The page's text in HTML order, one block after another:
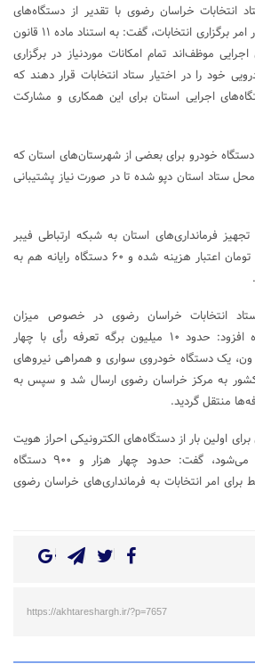
انتخابات خراسان رضوی با تقدیر از دستگاه‌های
اجرایی استان برای همکاری در امر برگزاری انتخابات، گفت: به استناد ماده ۱۱ قانون
موظف‌اند تمام امکانات موردنیاز در برگزاری
خود را در اختیار ستاد انتخابات قرار دهند که
اجرایی استان برای این همکاری و مشارکت
زابلی تصریح کرد: حدود ۲۰۰ دستگاه خودرو برای بعضی از شهرستان‌های استان که
ستاد استان دپو شده تا در صورت نیاز پشتیبانی
فرمانداری‌های استان به شبکه ارتباطی فیبر
نوری، نزدیک به ۲۰۰ میلیون تومان اعتبار هزینه شده و ۶۰ دستگاه رایانه هم به
انتخابات خراسان رضوی در خصوص میزان
تعرفه‌های رأی پیش‌بینی‌شده افزود: حدود ۱۰ میلیون برگه تعرفه رأی با چهار
ون، یک دستگاه خودروی سواری و همراهی نیروهای
کشور به مرکز خراسان رضوی ارسال شد و سپس به
منتقل گردید.
برای اولین بار از دستگاه‌های الکترونیکی احراز هویت
برخط در انتخابات استفاده می‌شود، گفت: حدود چهار هزار و ۹۰۰ دستگاه
برای امر انتخابات به فرمانداری‌های خراسان رضوی
https://akhtareshargh.ir/?p=7657